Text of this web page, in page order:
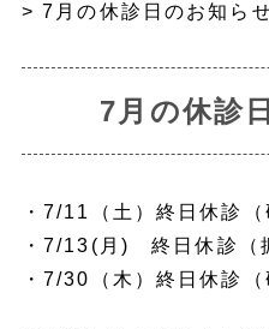
>7月の休診日のお知ら
7月の休診
・7/11（土）終日休診（
・7/13(月) 終日休診（
・7/30（木）終日休診（